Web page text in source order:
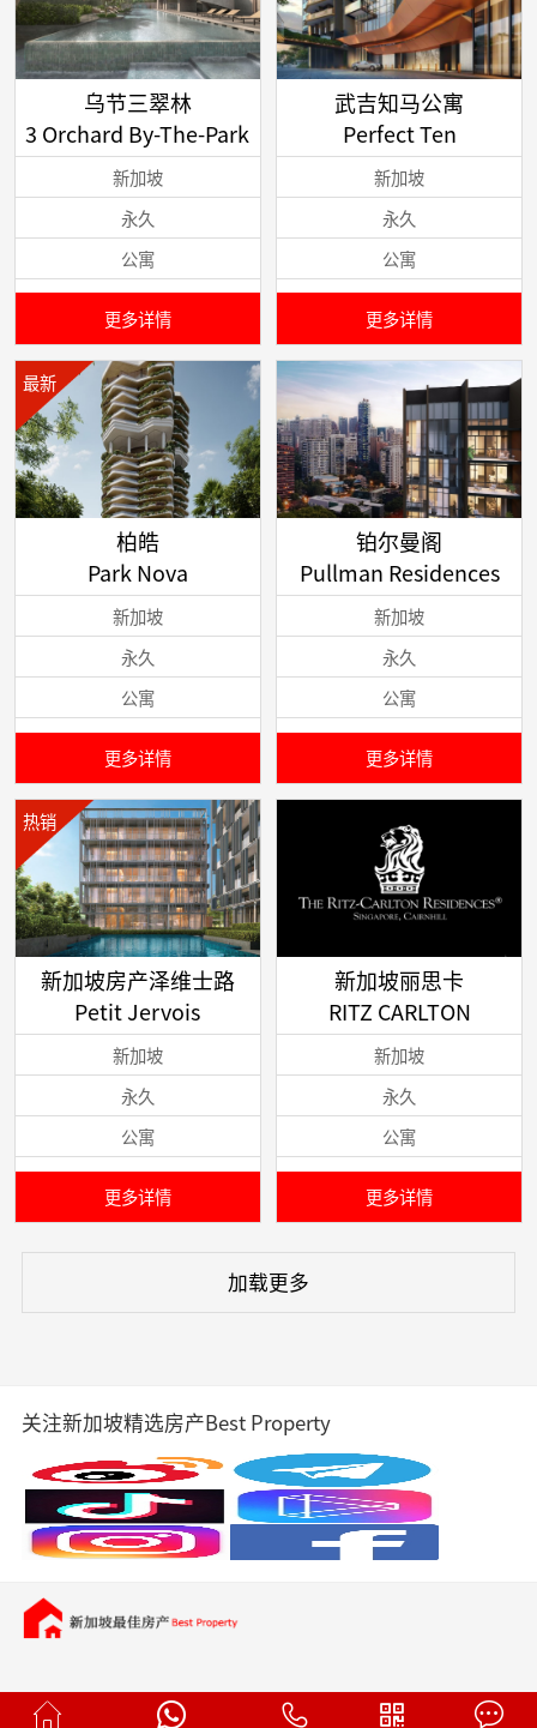
乌节三翠林
3 Orchard By-The-Park
新加坡
永久
公寓
更多详情
武吉知马公寓
Perfect Ten
新加坡
永久
公寓
更多详情
最新
柏皓
Park Nova
新加坡
永久
公寓
更多详情
铂尔曼阁
Pullman Residences
新加坡
永久
公寓
更多详情
热销
新加坡房产泽维士路
Petit Jervois
新加坡
永久
公寓
更多详情
新加坡丽思卡
RITZ CARLTON
新加坡
永久
公寓
更多详情
加载更多
关注新加坡精选房产Best Property